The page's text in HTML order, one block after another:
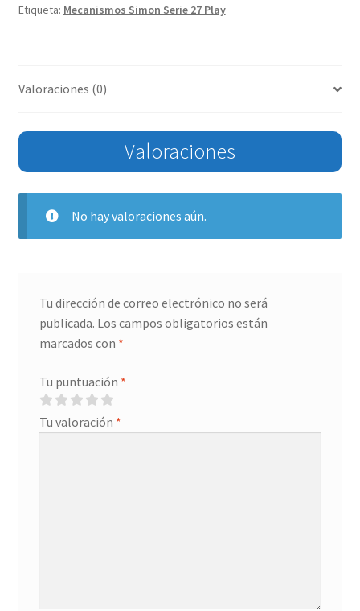
Etiqueta: Mecanismos Simon Serie 27 Play
Valoraciones (0)
Valoraciones
No hay valoraciones aún.
Tu dirección de correo electrónico no será
publicada. Los campos obligatorios están
marcados con *
Tu puntuación *
Tu valoración *